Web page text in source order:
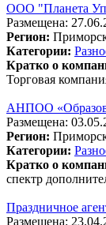
ООО "Планета
Размещена:
Регион:
Категории:
Кратко о
Торговая
АНПОО
Размещена:
Регион:
Категории:
Кратко о
спектр
Праздничное
Размещена: